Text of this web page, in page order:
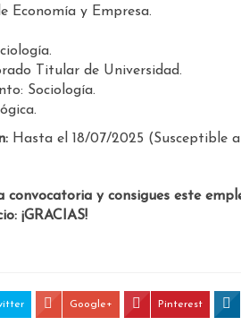
Economía y Empresa.
Titular de Universidad.
Sociología.
Hasta el 18/07/2025 (Susceptible
convocatoria y consigues este
¡GRACIAS!
Google+ Pinterest